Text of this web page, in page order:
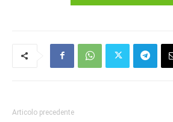
Articolo precedente